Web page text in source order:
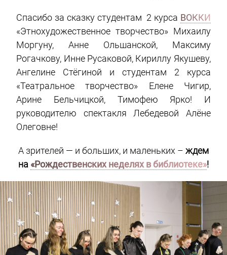
Спасибо за сказку студентам 2 курса ВОККИ
«Этнохудожественное творчество» Михаилу
Моргуну, Анне Ольшанской, Максиму
Рогачкову, Инне Русаковой, Кириллу Якушеву,
Ангелине Стёгиной и студентам 2 курса
«Театральное творчество» Елене Чигир,
Арине Бельчицкой, Тимофею Ярко! И
руководителю спектакля Лебедевой Алёне
Олеговне!
А зрителей — и больших, и маленьких – ждем
на «Рождественских неделях в библиотеке»!